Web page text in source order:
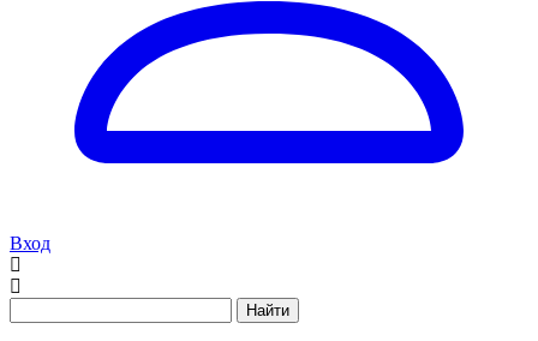
Вход
Найти